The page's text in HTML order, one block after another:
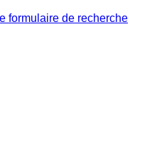
formulaire de recherche